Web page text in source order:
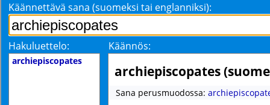
Käännettävä sana (suomeksi tai englanniksi):
Hakuluettelo: Käännös:
archiepiscopates
archiepiscopates
Sana perusmuodossa: